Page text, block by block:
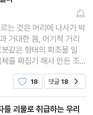
는 것은 머리에 나사가 박
거대한 몸, 어기적 거리
같은 형태의 피조물 일
를 짜집기 해서 만든 조
만든 과학자(창조자)를 죽
기존에 '프랑켄슈타인'에
상 최초로 SF 장르의 문
18 댓글 18
괴물로 취급하는 우리